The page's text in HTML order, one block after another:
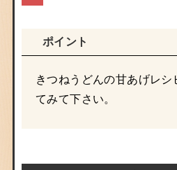
ポイント
きつねうどんの甘あげレシ
てみて下さい。